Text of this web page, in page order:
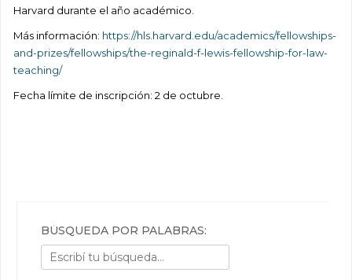
Harvard durante el año académico.
Más información: https://hls.harvard.edu/academics/fellowships-
and-prizes/fellowships/the-reginald-f-lewis-fellowship-for-law-
teaching/
Fecha límite de inscripción: 2 de octubre.
BÚSQUEDA POR PALABRAS: